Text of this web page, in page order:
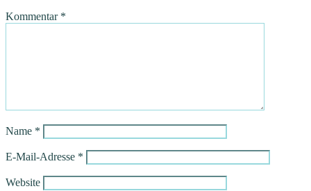
Kommentar *
Name *
E-Mail-Adresse *
Website